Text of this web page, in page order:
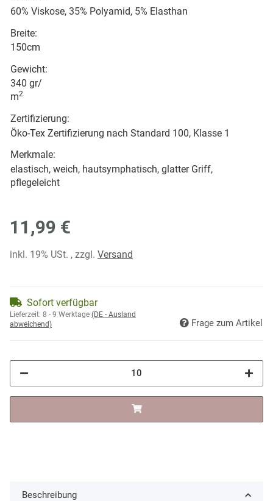
60% Viskose, 35% Polyamid, 5% Elasthan
Breite:
150cm
Gewicht:
340 gr/
m2
Zertifizierung:
Öko-Tex Zertifizierung nach Standard 100, Klasse 1
Merkmale:
elastisch, weich, hautsymphatisch, glatter Griff,
pflegeleicht
11,99 €
inkl. 19% USt. , zzgl. Versand
Sofort verfügbar
Lieferzeit: 8 - 9 Werktage (DE - Ausland
abweichend)
Frage zum Artikel
Beschreibung